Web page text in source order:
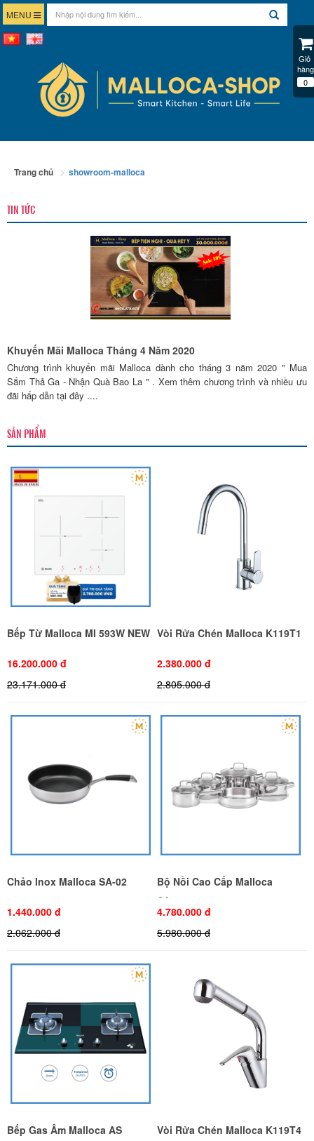
MENU
Trang chủ showroom-malloca
TIN TỨC
Khuyến Mãi Malloca Tháng 4 Năm 2020
Chương trình khuyến mãi Malloca dành cho tháng 3 năm 2020 " Mua
Sắm Thả Ga - Nhận Quà Bao La " . Xem thêm chương trình và nhiều ưu
đãi hấp dẫn tại đây ....
SẢN PHẨM
Bếp Từ Malloca MI 593W NEW
16.200.000 đ
23.171.000 đ
Vòi Rửa Chén Malloca K119T1
2.380.000 đ
2.805.000 đ
Chảo Inox Malloca SA-02
1.440.000 đ
2.062.000 đ
Bộ Nồi Cao Cấp Malloca
SA1503
4.780.000 đ
5.980.000 đ
Bếp Gas Âm Malloca AS
Vòi Rửa Chén Malloca K119T4
Giỏ
hàng
0